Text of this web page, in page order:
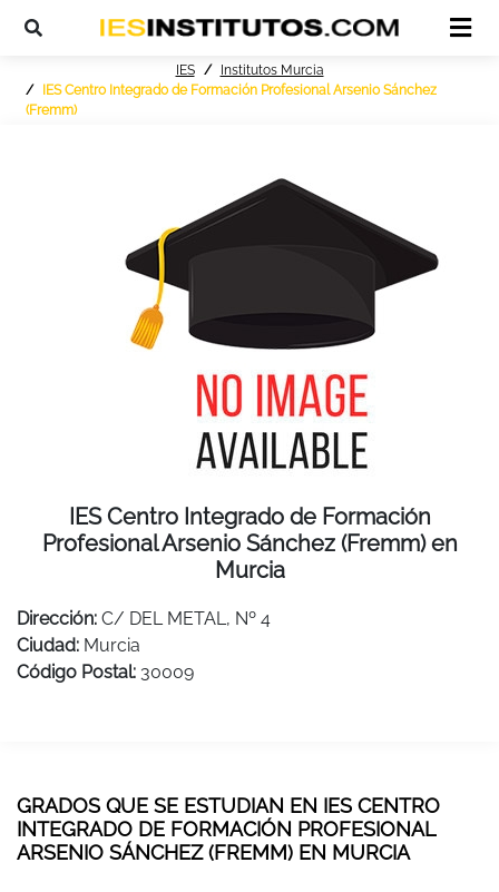
IES
Institutos Murcia
IES Centro Integrado de Formación Profesional Arsenio Sánchez
(Fremm)
IES Centro Integrado de Formación
Profesional Arsenio Sánchez (Fremm) en
Murcia
Dirección: C/ DEL METAL, Nº 4
Ciudad: Murcia
Código Postal: 30009
GRADOS QUE SE ESTUDIAN EN IES CENTRO
INTEGRADO DE FORMACIÓN PROFESIONAL
ARSENIO SÁNCHEZ (FREMM) EN MURCIA